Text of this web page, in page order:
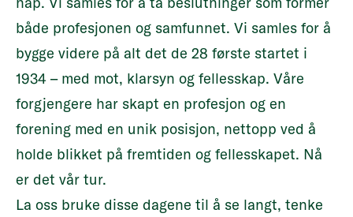
både profesjonen og samfunnet. Vi samles for å
bygge videre på alt det de 28 første startet i
1934 – med mot, klarsyn og fellesskap. Våre
forgjengere har skapt en profesjon og en
forening med en unik posisjon, nettopp ved å
holde blikket på fremtiden og fellesskapet. Nå
er det vår tur.
La oss bruke disse dagene til å se langt, tenke